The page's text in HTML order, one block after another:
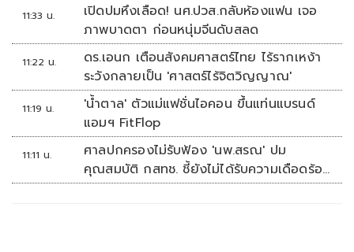
11:33 น.
เปิดปมหึงเลือด! นศ.ปวส.กลับห้องแฟน เจอ
ภาพบาดตา ก่อนหนุ่มจีนดับสลด
11:22 น.
ดร.เอนก เตือนสังคมศาสตร์ไทย ไร้รากเหง้า
ระวังกลายเป็น 'ศาสตร์ไร้จิตวิญญาณ'
11:19 น.
'น้ำตาล' ตัวแม่แฟชั่นไอคอน ขึ้นแท่นแบรนด์
แอมฯ FitFlop
11:11 น.
ศาลปกครองไม่รับฟ้อง 'นพ.สรณ' ปม
คุณสมบัติ กสทช. ชี้ยังไม่ได้รับความเดือดร้อน
เสียหาย